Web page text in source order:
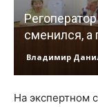
сменился, а
Владимир
На экспертном